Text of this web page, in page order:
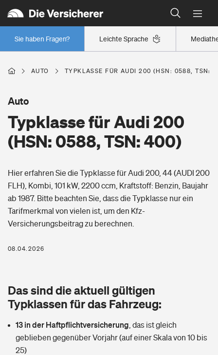
Leichte Sprache
Sie haben Fragen?
Wer versichert was: Jetzt Versicherer finden
Regionalklassen: So ist Ihre Region eingestuft
Wer versichert was: Jetzt Versicherer finden
Berufsunfähigkeitsversicherung
Erwerbsunfähigkeitsversicherung
Grundfähigkeitsversicherung
Arbeitsrechtsschutz
Berufshaftpflichtversicherung
Zur Übersicht
Tools
Wer versichert was: Jetzt Versicherer finden
Wohnen
Glasversicherung
Mietkautionsversicherung
Freizeit
Pri­vate Haft­pflicht­
Kinderunfall­ver­si­che­rung
Kinderinvalidität
Gesundheit
Private Krankenversicherung
Dread-Disease-Versicherung
Tierkrankenversicherung
Zur Übersicht
AUTO TYPKLASSE FÜR AUDI 200 (HSN: 0588, TSN:
Typklasse für Audi 200
(HSN: 0588, TSN: 400)
Auto
Hier erfahren Sie die Typklasse für Audi 200, 44 (AUDI 200
FLH), Kombi, 101 kW, 2200 ccm, Kraftstoff: Benzin, Baujahr
ab 1987. Bitte beachten Sie, dass die Typklasse nur ein
Tarifmerkmal von vielen ist, um den Kfz-
Versicherungsbeitrag zu berechnen.
08.04.2026
Das sind die aktuell gültigen
Typklassen für das Fahrzeug:
13 in der Haftpflichtversicherung das ist gleich
geblieben gegenüber Vorjahr (auf einer Skala von 10 bis
25)